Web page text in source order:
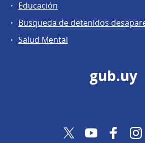
Educación
Busqueda de detenidos
Salud Mental
gub.uy
TwitterYouTube